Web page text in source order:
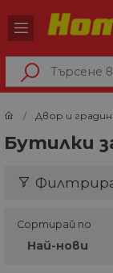
Двор и
Бутилки
Сортирай по